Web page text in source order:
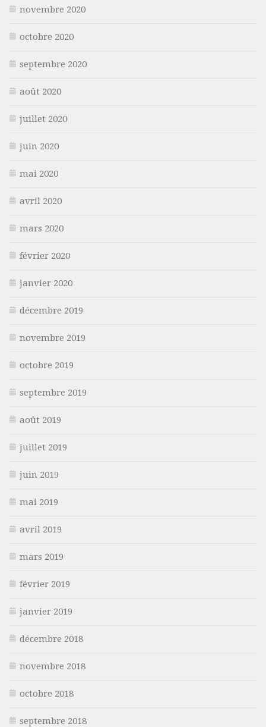
novembre 2020
octobre 2020
septembre 2020
août 2020
juillet 2020
juin 2020
mai 2020
avril 2020
mars 2020
février 2020
janvier 2020
décembre 2019
novembre 2019
octobre 2019
septembre 2019
août 2019
juillet 2019
juin 2019
mai 2019
avril 2019
mars 2019
février 2019
janvier 2019
décembre 2018
novembre 2018
octobre 2018
septembre 2018